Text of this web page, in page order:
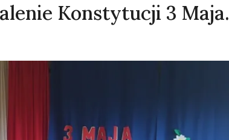
Konstytucji 3 Maja.